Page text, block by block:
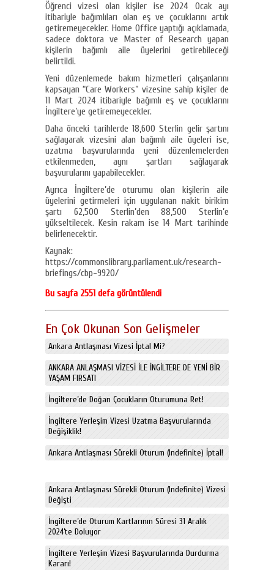
Öğrenci vizesi olan kişiler ise 2024 Ocak ayı
itibariyle bağımlıları olan eş ve çocuklarını artık
getiremeyecekler. Home Office yaptığı açıklamada,
sadece doktora ve Master of Research yapan
kişilerin bağımlı aile üyelerini getirebileceği
belirtildi.
Yeni düzenlemede bakım hizmetleri çalışanlarını
kapsayan “Care Workers” vizesine sahip kişiler de
11 Mart 2024 itibariyle bağımlı eş ve çocuklarını
İngiltere’ye getiremeyecekler.
Daha önceki tarihlerde 18,600 Sterlin gelir şartını
sağlayarak vizesini alan bağımlı aile üyeleri ise,
uzatma başvurularında yeni düzenlemelerden
etkilenmeden, aynı şartları sağlayarak
başvurularını yapabilecekler.
Ayrıca İngiltere’de oturumu olan kişilerin aile
üyelerini getirmeleri için uygulanan nakit birikim
şartı 62,500 Sterlin’den 88,500 Sterlin’e
yükseltilecek. Kesin rakam ise 14 Mart tarihinde
belirlenecektir.
Kaynak:
https://commonslibrary.parliament.uk/research-
briefings/cbp-9920/
Bu sayfa 2551 defa görüntülendi
En Çok Okunan Son Gelişmeler
Ankara Antlaşması Vizesi İptal Mi?
ANKARA ANLAŞMASI VİZESİ İLE İNGİLTERE DE YENİ BİR
YAŞAM FIRSATI
İngiltere’de Doğan Çocukların Oturumuna Ret!
İngiltere Yerleşim Vizesi Uzatma Başvurularında
Değişiklik!
Ankara Antlaşması Sürekli Oturum (Indefinite) İptal!
Ankara Antlaşması Sürekli Oturum (Indefinite) Vizesi
Değişti
İngiltere’de Oturum Kartlarının Süresi 31 Aralık
2024’te Doluyor
İngiltere Yerleşim Vizesi Başvurularında Durdurma
Kararı!